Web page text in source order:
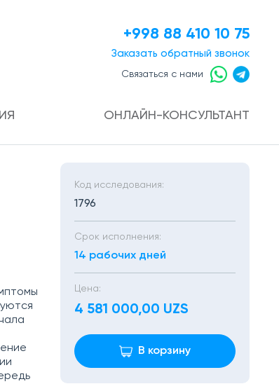
+998 88 410 10 75
Заказать обратный звонок
Связаться с нами
ОНЛАЙН-КОНСУЛЬТАНТ
Код исследования:
1796
Срок исполнения:
14 рабочих дней
Цена:
4 581 000,00 UZS
В корзину